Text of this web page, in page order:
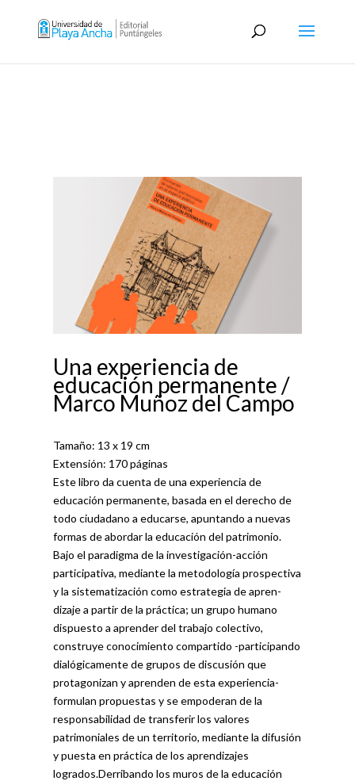
Una experiencia de
educación permanente /
Marco Muñoz del Campo
Tamaño: 13 x 19 cm
Extensión: 170 páginas
Este libro da cuenta de una experiencia de
educación permanente, ba­sada en el derecho de
todo ciudadano a educarse, apuntando a nuevas
formas de abordar la educación del patrimonio.
Bajo el paradigma de la investigación-acción
participativa, mediante la metodología prospectiva
y la sistematización como estrategia de apren­
dizaje a partir de la práctica; un grupo humano
dispuesto a aprender del trabajo colectivo,
construye conocimiento compartido -participando
dialógicamente de grupos de discusión que
protagonizan y aprenden de esta experiencia-
formulan propuestas y se empoderan de la
responsa­bilidad de transferir los valores
patrimoniales de un territorio, mediante la difusión
y puesta en práctica de los aprendizajes
logrados.Derribando los muros de la educación